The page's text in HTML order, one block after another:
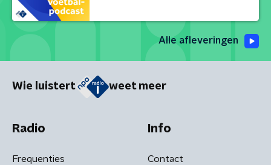
Alle afleveringen
Wie luistert weet meer
Radio
Frequenties
Info
Contact